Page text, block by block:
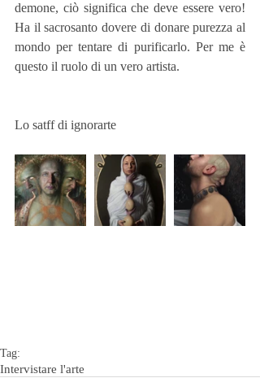
demone, ciò significa che deve essere vero!
Ha il sacrosanto dovere di donare purezza al
mondo per tentare di purificarlo. Per me è
questo il ruolo di un vero artista.
Lo satff di ignorarte
Tag:
Intervistare l'arte